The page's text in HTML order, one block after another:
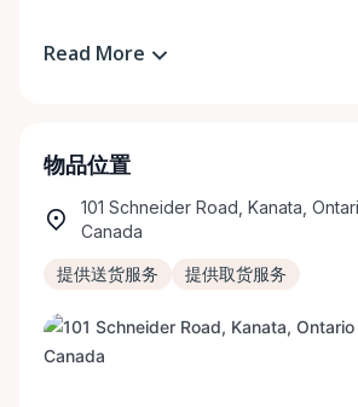
Read More
物品位置
101 Schneider Road, Kanata,
Canada
提供送货服务 提供取货服务